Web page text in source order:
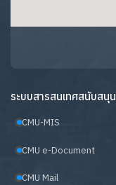
ระบบสารสนเทศสนับสนุ
CMU-MIS
CMU e-Document
CMU Mail